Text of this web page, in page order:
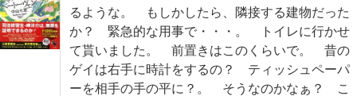
るような。 もしかしたら、隣接する建物だった
か？ 緊急的な用事で・・・。 トイレに行かせ
て貰いました。 前置きはこのくらいで。 昔の
ゲイは右手に時計をするの？ ティッシュペーパ
ーを相手の手の平に？。 そうなのかなぁ？ こ